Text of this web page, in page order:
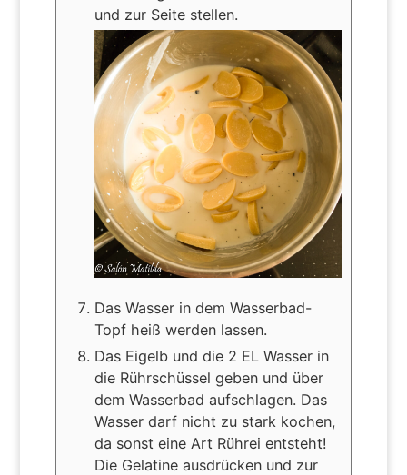
und zur Seite stellen.
Das Wasser in dem Wasserbad-
Topf heiß werden lassen.
Das Eigelb und die 2 EL Wasser in
die Rührschüssel geben und über
dem Wasserbad aufschlagen. Das
Wasser darf nicht zu stark kochen,
da sonst eine Art Rührei entsteht!
Die Gelatine ausdrücken und zur